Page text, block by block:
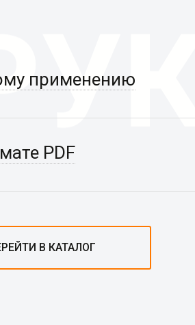
применению
PDF
В КАТАЛОГ